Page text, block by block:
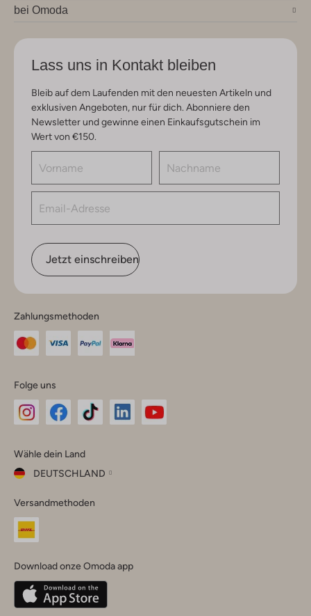
bei Omoda
Lass uns in Kontakt bleiben
Bleib auf dem Laufenden mit den neuesten Artikeln und
exklusiven Angeboten, nur für dich. Abonniere den
Newsletter und gewinne einen Einkaufsgutschein im
Wert von €150.
Jetzt einschreiben
Zahlungsmethoden
Folge uns
Instagram
Facebook
TikTok
Wähle dein Land
DEUTSCHLAND
dein
Land
Belgique(Français)
Deutschland
Versandmethoden
Download onze Omoda app